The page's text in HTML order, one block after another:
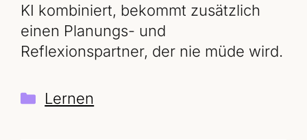
KI kombiniert, bekommt zusätzlich
einen Planungs- und
Reflexionspartner, der nie müde wird.
Kategorien
Lernen